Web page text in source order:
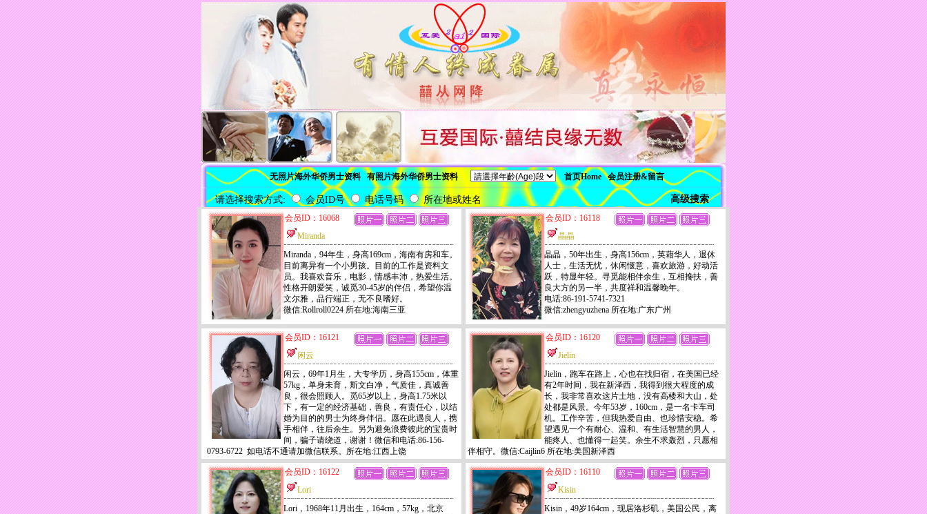
无照片海外华侨男士资料 有照片海外华侨男士资料 首页Home 会员注册&留言
请选择搜索方式: 会员ID号 电话号码 所在地或姓名 高级搜索
会员ID：16068
Miranda
Miranda，94年生，身高169cm，海南有房和车。
目前离异有一个小男孩。目前的工作是资料文
员。我喜欢音乐，电影，情感丰沛，热爱生活。
性格开朗爱笑，诚觅30-45岁的伴侣，希望你温
文尔雅，品行端正，无不良嗜好。
微信:Rollroll0224 所在地:海南三亚
会员ID：16118
晶晶
晶晶，50年出生，身高156cm，英藉华人，退休
人士，生活无忧，休闲惬意，喜欢旅游，好动活
跃，特显年轻。寻觅能相伴余生，互相搀扶，善
良大方的另一半，共度祥和温馨晚年。
电话:86-191-5741-7321
微信:zhengyuzhena 所在地:广东广州
会员ID：16121
闲云
闲云，69年1月生，大专学历，身高155cm，体重
57kg，单身未育，斯文白净，气质佳，真诚善
良，很会照顾人。觅65岁以上，身高1.75米以
下，有一定的经济基础，善良，有责任心，以结
婚为目的的男士为终身伴侣。愿在此遇良人，携
手相伴，往后余生。另为避免浪费彼此的宝贵时
间，骗子请绕道，谢谢！微信和电话:86-156-
0793-6722 如电话不通请加微信联系。所在地:江西上饶
会员ID：16120
Jielin
Jielin，跑车在路上，心也在找归宿，在美国已经
有2年时间，我在新泽西，我得到很大程度的成
长，我非常喜欢这片土地，没有高楼和大山，处
处都是风景。今年53岁，160cm，是一名卡车司
机。工作辛苦，但我热爱自由、也珍惜安稳。希
望遇见一个有耐心、温和、有生活智慧的男人，
能疼人、也懂得一起笑。余生不求轰烈，只愿相
伴相守。微信:Caijlin6 所在地:美国新泽西
会员ID：16122
Lori
Lori，1968年11月出生，164cm，57kg，北京
会员ID：16110
Kisin
Kisin，49岁164cm，现居洛杉矶，美国公民，离